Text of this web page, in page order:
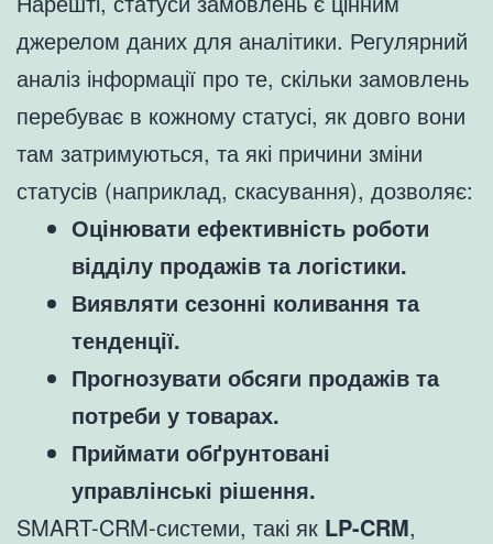
джерелом даних для аналітики. Регулярний
аналіз інформації про те, скільки замовлень
перебуває в кожному статусі, як довго вони
там затримуються, та які причини зміни
статусів (наприклад, скасування), дозволяє:
Оцінювати ефективність роботи
відділу продажів та логістики.
Виявляти сезонні коливання та
тенденції.
Прогнозувати обсяги продажів та
потреби у товарах.
Приймати обґрунтовані
управлінські рішення.
SMART-CRM-системи, такі як LP-CRM,